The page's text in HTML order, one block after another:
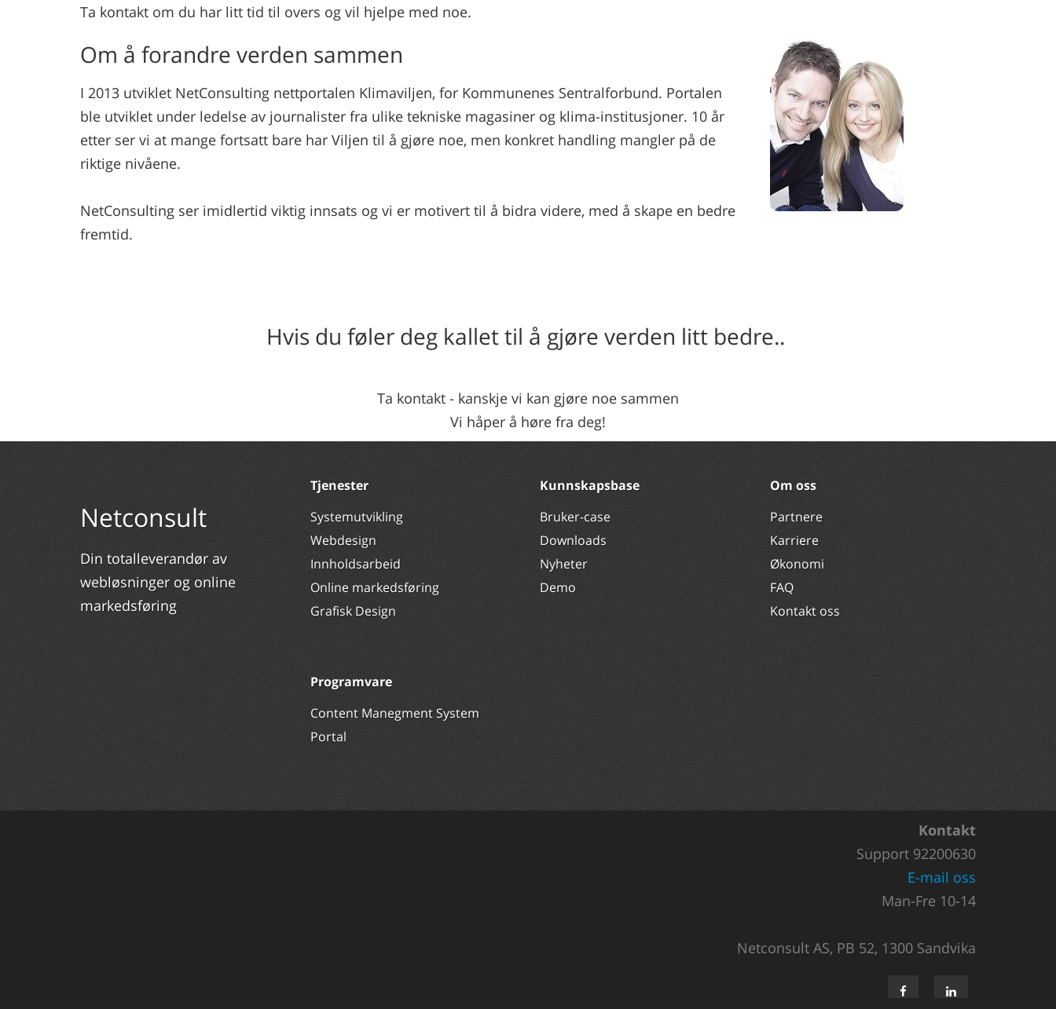
Ta kontakt om du har litt tid til overs og vil hjelpe med noe.
Om å forandre verden sammen
I 2013 utviklet NetConsulting nettportalen Klimaviljen, for Kommunenes Sentralforbund. Portalen
ble utviklet under ledelse av journalister fra ulike tekniske magasiner og klima-institusjoner. 10 år
etter ser vi at mange fortsatt bare har Viljen til å gjøre noe, men konkret handling mangler på de
riktige nivåene.
NetConsulting ser imidlertid viktig innsats og vi er motivert til å bidra videre, med å skape en bedre
fremtid.
Hvis du føler deg kallet til å gjøre verden litt bedre..
Ta kontakt - kanskje vi kan gjøre noe sammen
Vi håper å høre fra deg!
Netconsult
Din totalleverandør av
webløsninger og online
markedsføring
Tjenester
Systemutvikling
Webdesign
Innholdsarbeid
Online markedsføring
Grafisk Design
Programvare
Content Manegment System
Portal
Kunnskapsbase
Bruker-case
Downloads
Nyheter
Demo
Om oss
Partnere
Karriere
Økonomi
FAQ
Kontakt oss
Kontakt
Support 92200630
E-mail oss
Man-Fre 10-14
Netconsult AS, PB 52, 1300 Sandvika